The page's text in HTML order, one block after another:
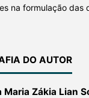
na formulação das
DO AUTOR
Maria Zákia Lian